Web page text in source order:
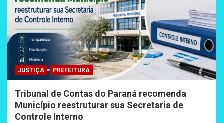
JUSTIÇA PREFEITURA
Tribunal de Contas do Paraná recomenda
Município reestruturar sua Secretaria de
Controle Interno